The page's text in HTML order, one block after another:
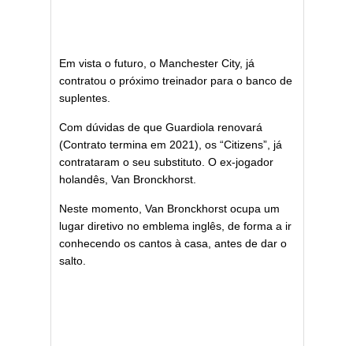
Em vista o futuro, o Manchester City, já
contratou o próximo treinador para o banco de
suplentes.
Com dúvidas de que Guardiola renovará
(Contrato termina em 2021), os “Citizens”, já
contrataram o seu substituto. O ex-jogador
holandês, Van Bronckhorst.
Neste momento, Van Bronckhorst ocupa um
lugar diretivo no emblema inglês, de forma a ir
conhecendo os cantos à casa, antes de dar o
salto.